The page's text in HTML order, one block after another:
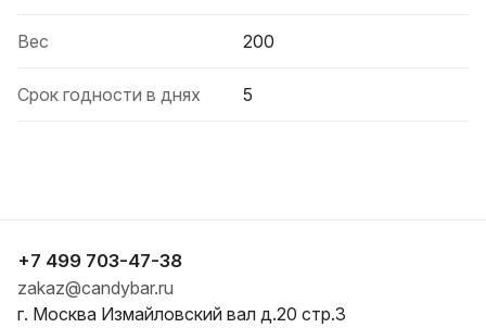
Вес 200
Срок годности в днях 5
+7 499 703-47-38
zakaz@candybar.ru
г. Москва Измайловский вал д.20 стр.3